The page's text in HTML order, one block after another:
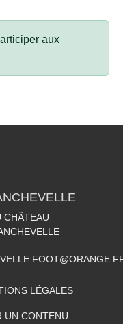
aux
CHÂTEAU
LÉGALES
UN CONTENU